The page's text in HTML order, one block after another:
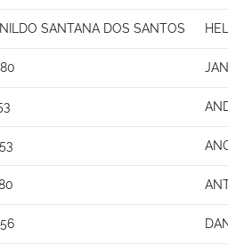
SANTANA DOS SANTOS